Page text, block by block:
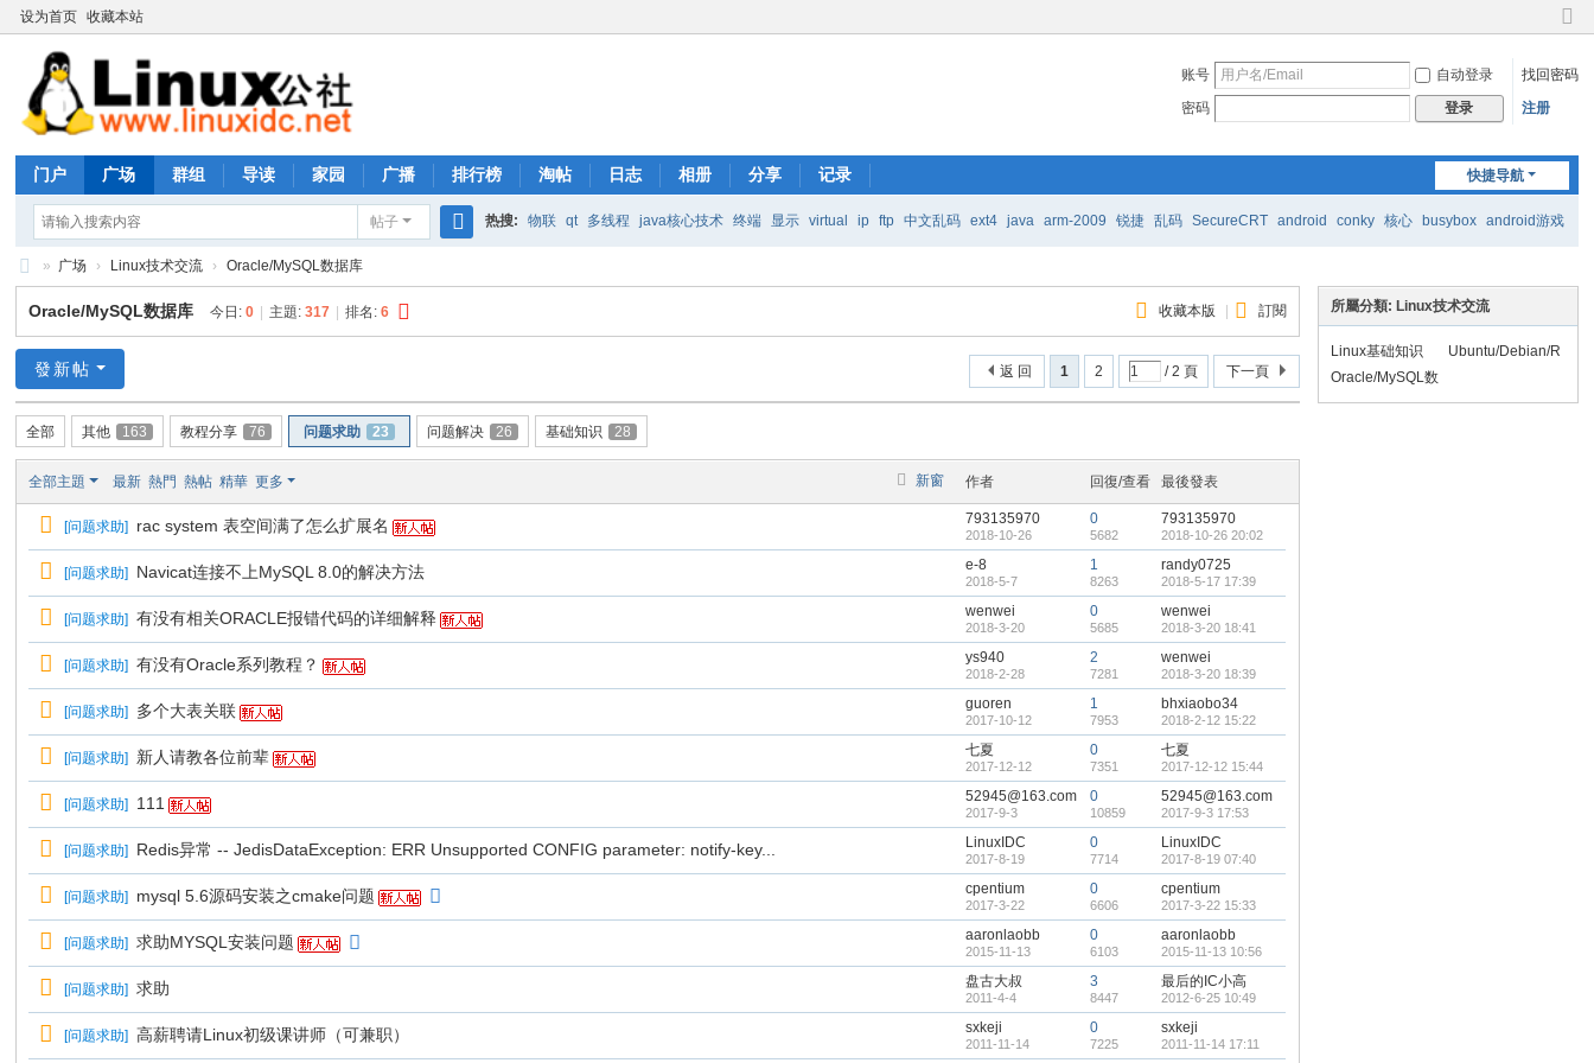
设为首页 收藏本站
切
到
账号 自动登录
找回密码
密码
登录 注册
快捷导航
门户 广场 群组 导读 家园 广播 排行榜 淘帖 日志 相册 分享 记录
帖子
索
热搜: 物联 qt 多线程 java核心技术 终端 显示 virtual ip ftp 中文乱码 ext4 java arm-2009 锐捷 乱码 SecureCRT android conky 核心 busybox android游戏
Li
nu
公
社
论
坛
» 广场 › Linux技术交流 › Oracle/MySQL数据库
收藏本版 訂閱
Oracle/MySQL数据库 今日:0 主題:317 排名:6
1 2 / 2 頁 下一頁
返 回
發新帖
全部 其他 163 教程分享 76 问题求助 23 问题解决 26 基础知识 28
新窗
全部主題 最新 熱門 熱帖 精華 更多 作者 回復/查看 最後發表
[问题求助] rac system 表空间满了怎么扩展名 793135970
2018-10-26
0
5682
793135970
2018-10-26 20:02
[问题求助] Navicat连接不上MySQL 8.0的解决方法 e-8
2018-5-7
1
8263
randy0725
2018-5-17 17:39
[问题求助] 有没有相关ORACLE报错代码的详细解释 wenwei
2018-3-20
0
5685
wenwei
2018-3-20 18:41
[问题求助] 有没有Oracle系列教程？ ys940
2018-2-28
2
7281
wenwei
2018-3-20 18:39
[问题求助] 多个大表关联 guoren
2017-10-12
1
7953
bhxiaobo34
2018-2-12 15:22
[问题求助] 新人请教各位前辈 七夏
2017-12-12
0
7351
七夏
2017-12-12 15:44
[问题求助] 111 52945@163.com
2017-9-3
0
10859
52945@163.com
2017-9-3 17:53
[问题求助] Redis异常 -- JedisDataException: ERR Unsupported CONFIG parameter: notify-key... LinuxIDC
2017-8-19
0
7714
LinuxIDC
2017-8-19 07:40
[问题求助] mysql 5.6源码安装之cmake问题 cpentium
2017-3-22
0
6606
cpentium
2017-3-22 15:33
[问题求助] 求助MYSQL安装问题 aaronlaobb
2015-11-13
0
6103
aaronlaobb
2015-11-13 10:56
[问题求助] 求助 盘古大叔
2011-4-4
3
8447
最后的IC小高
2012-6-25 10:49
[问题求助] 高薪聘请Linux初级课讲师（可兼职） sxkeji
2011-11-14
0
7225
sxkeji
2011-11-14 17:11
所屬分類: Linux技术交流
Linux基础知识
Ubuntu/Debian/R
Oracle/MySQL数
据库